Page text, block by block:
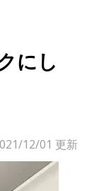
にし
12/01 更新